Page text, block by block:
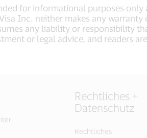
for informational purposes only
Inc. neither makes any warranty
any liability or responsibility
or legal advice, and readers are
Rechtliches +
Datenschutz
Rechtliches